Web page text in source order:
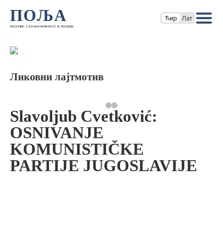
ПОЉА
часопис за књижевност и теорију
Ћир Лат
Ликовни лајтмотив
Slavoljub Cvetković:
OSNIVANJE
KOMUNISTIČKE
PARTIJE JUGOSLAVIJE